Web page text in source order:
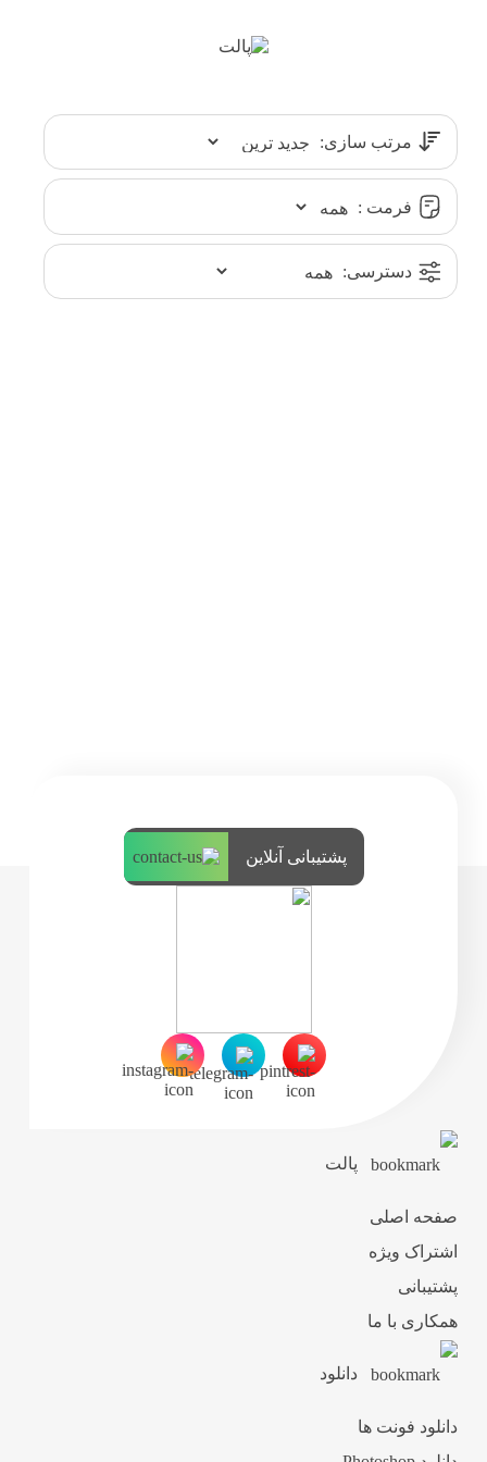
مرتب سازی:
فرمت :
دسترسی:
پالت
صفحه اصلی
اشتراک ویژه
پشتیبانی
همکاری با ما
دانلود
دانلود فونت ها
پشتیبانی آنلاین